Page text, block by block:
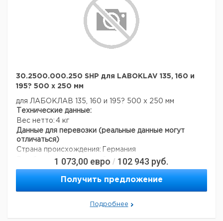
30.2500.000.250 SHP для LABOKLAV 135, 160 и
195? 500 х 250 мм
для ЛАБОКЛАВ 135, 160 и 195? 500 х 250 мм
Технические данные:
Вес нетто: 4 кг
Данные для перевозки (реальные данные могут
отличаться)
Страна происхождения: Германия
Вес брутто:
6 кг
1 073,00 евро / 102 943 руб.
Получить предложение
Подробнее